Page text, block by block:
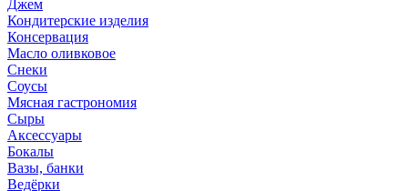
Джем
Кондитерские изделия
Консервация
Масло оливковое
Снеки
Соусы
Мясная гастрономия
Сыры
Аксессуары
Бокалы
Вазы, банки
Ведёрки